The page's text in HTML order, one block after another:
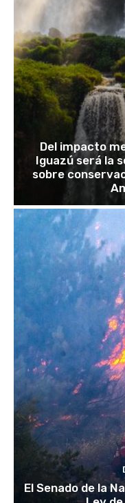
Del impacto
Iguazú será la
sobre
El Senado de la